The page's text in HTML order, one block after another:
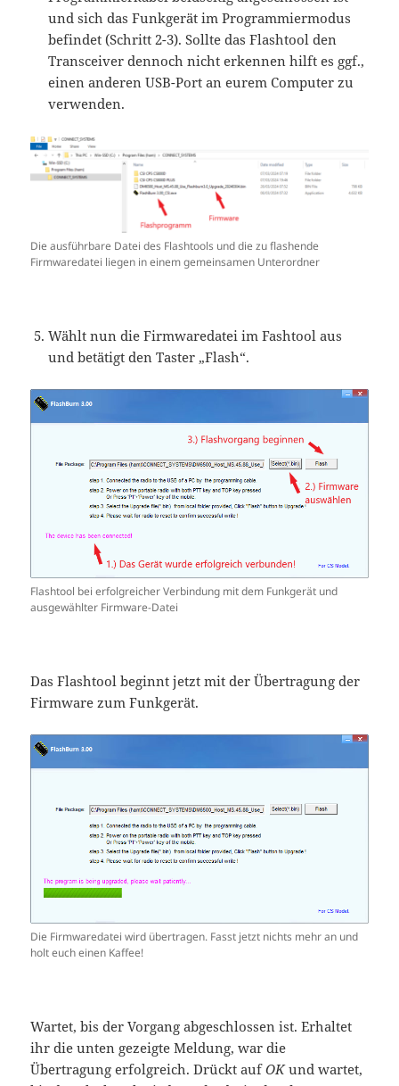
und sich das Funkgerät im Programmiermodus
befindet (Schritt 2-3). Sollte das Flashtool den
Transceiver dennoch nicht erkennen hilft es ggf.,
einen anderen USB-Port an eurem Computer zu
verwenden.
Die ausführbare Datei des Flashtools und die zu flashende
Firmwaredatei liegen in einem gemeinsamen Unterordner
Wählt nun die Firmwaredatei im Fashtool aus
und betätigt den Taster „Flash“.
Flashtool bei erfolgreicher Verbindung mit dem Funkgerät und
ausgewählter Firmware-Datei
Das Flashtool beginnt jetzt mit der Übertragung der
Firmware zum Funkgerät.
Die Firmwaredatei wird übertragen. Fasst jetzt nichts mehr an und
holt euch einen Kaffee!
Wartet, bis der Vorgang abgeschlossen ist. Erhaltet
ihr die unten gezeigte Meldung, war die
Übertragung erfolgreich. Drückt aufOKund wartet,